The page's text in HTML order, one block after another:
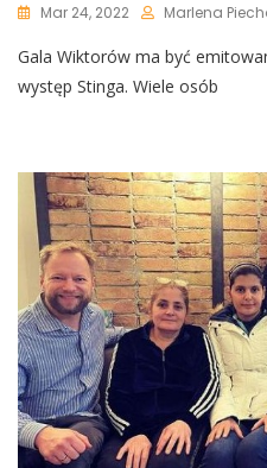
Mar 24, 2022 Marlena
Gala Wiktorów ma być
występ Stinga. Wiele osób